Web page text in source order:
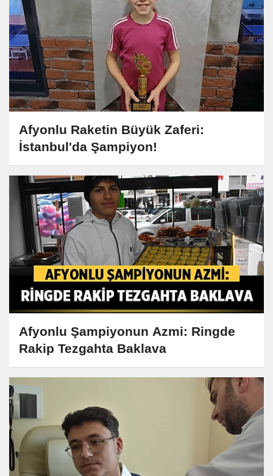
Afyonlu Raketin Büyük Zaferi:
İstanbul'da Şampiyon!
Afyonlu Şampiyonun Azmi: Ringde
Rakip Tezgahta Baklava